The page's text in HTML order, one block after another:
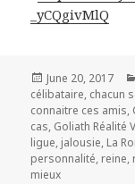
_yCQgivMlQ
Posted
on
June 20, 2017
célibataire, chacun
connaitre ces amis,
cas, Goliath Réalité
ligue, jalousie, La
personnalité, reine,
mieux